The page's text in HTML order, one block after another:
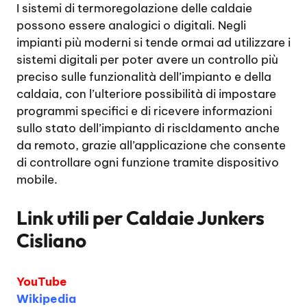
I sistemi di termoregolazione delle caldaie
possono essere analogici o digitali. Negli
impianti più moderni si tende ormai ad utilizzare i
sistemi digitali per poter avere un controllo più
preciso sulle funzionalità dell’impianto e della
caldaia, con l’ulteriore possibilità di impostare
programmi specifici e di ricevere informazioni
sullo stato dell’impianto di riscldamento anche
da remoto, grazie all’applicazione che consente
di controllare ogni funzione tramite dispositivo
mobile.
Link utili perCaldaie Junkers
Cisliano
YouTube
Wikipedia